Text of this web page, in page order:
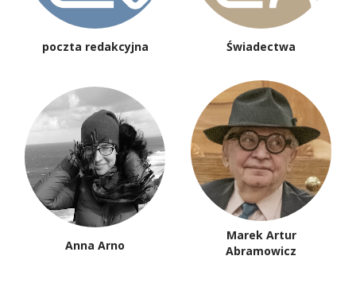
poczta redakcyjna Świadectwa
Anna Arno
Marek Artur
Abramowicz